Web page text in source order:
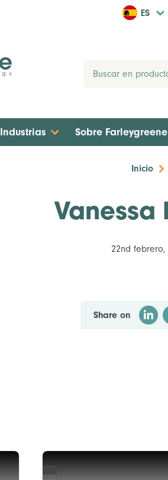
ES
Industrias Sobre Farleygreene
Inicio
Vanessa
22nd febrero,
Share on